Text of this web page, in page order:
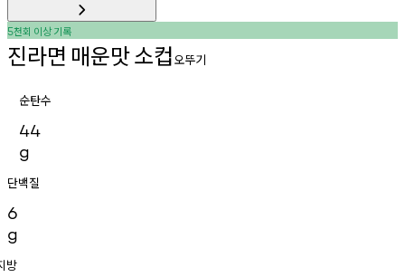
5천회 이상기록
진라면 매운맛소컵오뚜기
순탄수
44
g
단백질
6
g
방